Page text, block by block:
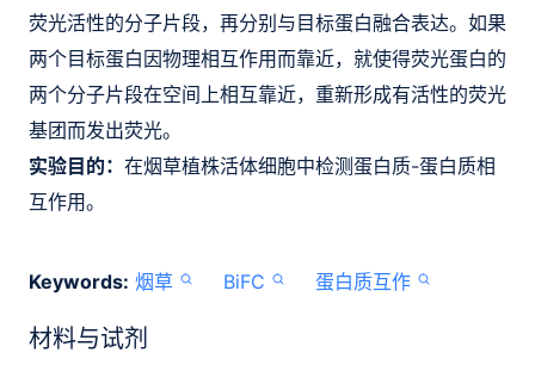
荧光活性的分子片段，再分别与目标蛋白融合表达。如果
两个目标蛋白因物理相互作用而靠近，就使得荧光蛋白的
两个分子片段在空间上相互靠近，重新形成有活性的荧光
基团而发出荧光。
实验目的： 在烟草植株活体细胞中检测蛋白质-蛋白质相
互作用。
Keywords: 烟草 BiFC 蛋白质互作
材料与试剂